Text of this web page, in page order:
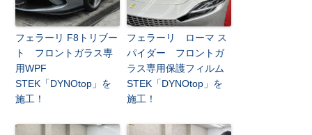
フェラーリ F8トリブー
ト フロントガラス専
用WPF
STEK「DYNOtop」を
施工！
フェラーリ ローマ ス
パイダー フロントガ
ラス専用保護フィルム
STEK「DYNOtop」を
施工！